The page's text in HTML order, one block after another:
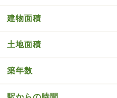
建物面積
土地面積
築年数